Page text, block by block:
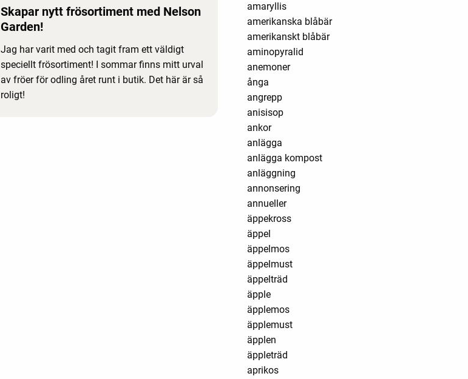
Skapar nytt frösortiment med Nelson
Garden!
Jag har varit med och tagit fram ett väldigt
speciellt frösortiment! I sommar finns mitt urval
av fröer för odling året runt i butik. Det här är så
roligt!
amaryllis
amerikanska blåbär
amerikanskt blåbär
aminopyralid
anemoner
ånga
angrepp
anisisop
ankor
anlägga
anlägga kompost
anläggning
annonsering
annueller
äppekross
äppel
äppelmos
äppelmust
äppelträd
äpple
äpplemos
äpplemust
äpplen
äppleträd
aprikos